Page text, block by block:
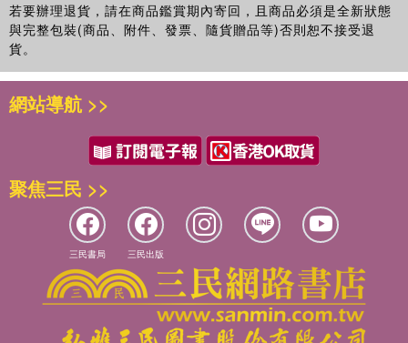
若要辦理退貨，請在商品鑑賞期內寄回，且商品必須是全新狀態
與完整包裝(商品、附件、發票、隨貨贈品等)否則恕不接受退
貨。
網站導航 >>
聚焦三民 >>
三民書局 三民出版